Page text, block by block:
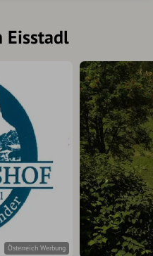
Eisstadl
Österreich Werbung